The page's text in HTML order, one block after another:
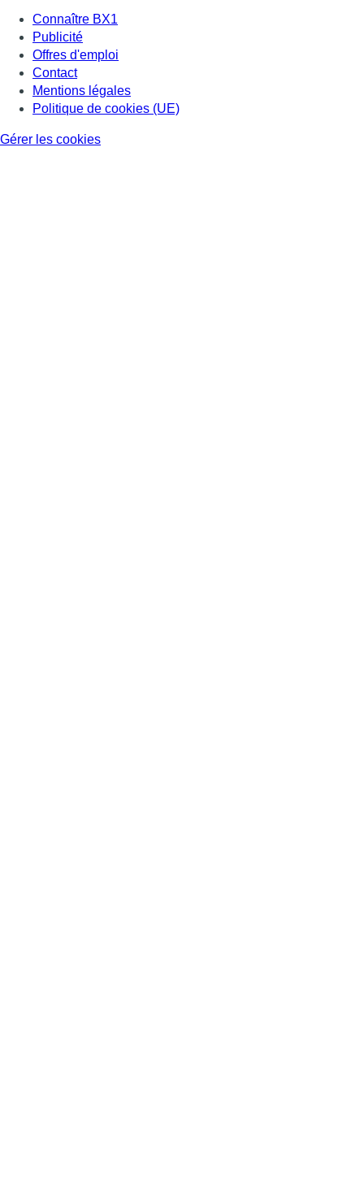
Connaître BX1
Publicité
Offres d'emploi
Contact
Mentions légales
Politique de cookies (UE)
Gérer les cookies